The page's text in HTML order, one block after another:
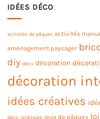
IDÉES DÉCO
activités de pâques activités
aménagement paysager
diy déco décoration
décoration
idées créatives
déco jardinage jeux de pâques